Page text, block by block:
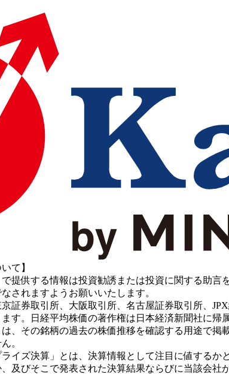
て】
提供する情報は投資勧誘または投資に関する助言
されますようお願いいたします。
証券取引所、大阪取引所、名古屋証券取引所、
す。日経平均株価の著作権は日本経済新聞社に帰
、その銘柄の過去の株価推移を確認する用途で
。
イズ決算」とは、決算情報として注目に値する
及びそこで発表された決算結果ならびに当該会